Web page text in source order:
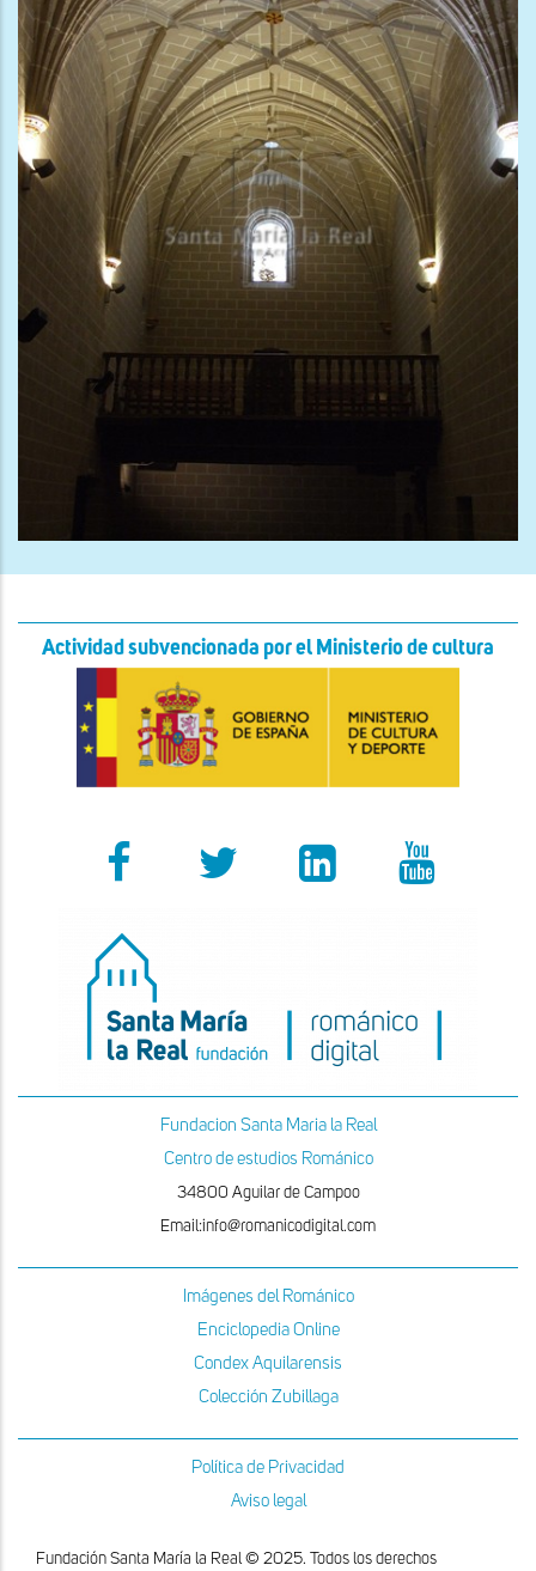
Actividad subvencionada por el Ministerio de cultura
Fundacion Santa Maria la Real
Centro de estudios Románico
34800 Aguilar de Campoo
Email:info@romanicodigital.com
Imágenes del Románico
Enciclopedia Online
Condex Aquilarensis
Colección Zubillaga
Política de Privacidad
Aviso legal
Fundación Santa María la Real © 2025. Todos los derechos